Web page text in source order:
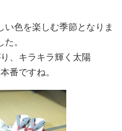
色を楽しむ季節となりま
た。
、キラキラ輝く太陽
番ですね。